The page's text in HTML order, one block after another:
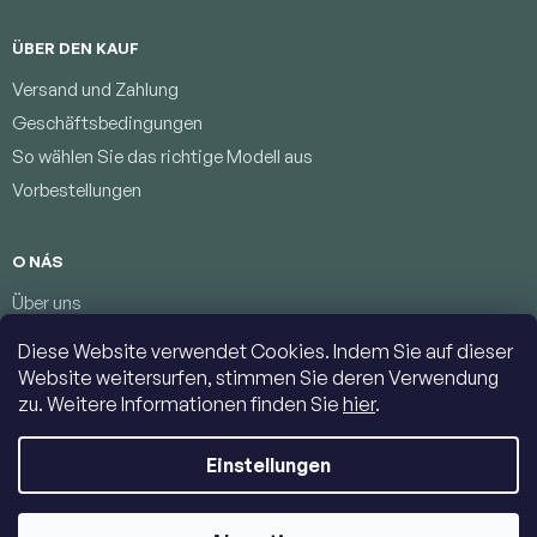
Diese Website verwendet Cookies. Indem Sie auf dieser
Website weitersurfen, stimmen Sie deren Verwendung
zu. Weitere Informationen finden Sie hier.
Einstellungen
ÜBER DEN KAUF
Versand und Zahlung
Geschäftsbedingungen
So wählen Sie das richtige Modell aus
Vorbestellungen
O NÁS
Über uns
Bedingungen zum Schutz personenbezogener Daten
Kontakte
Copyright 2026Jumbolino-model.com. Alle Rechte vorbehalten.
Cookie-Einstellungen ändern